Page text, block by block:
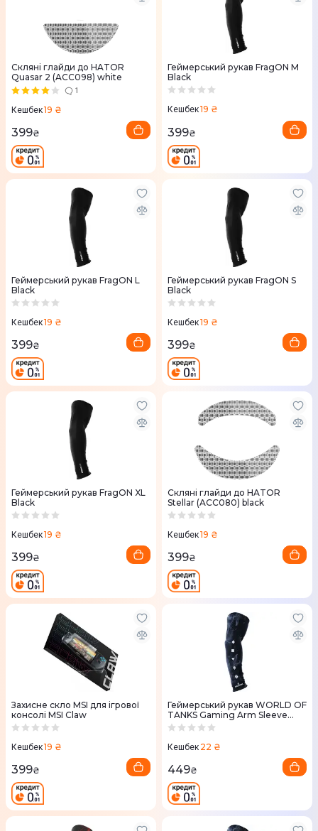
Скляні глайди до HATOR
Quasar 2 (ACC098) white
1
Кешбек19 ₴
399₴
Геймерський рукав FragON M
Black
Кешбек19 ₴
399₴
Геймерський рукав FragON L
Black
Кешбек19 ₴
399₴
Геймерський рукав FragON S
Black
Кешбек19 ₴
399₴
Геймерський рукав FragON XL
Black
Кешбек19 ₴
399₴
Скляні глайди до HATOR
Stellar (ACC080) black
Кешбек19 ₴
399₴
Захисне скло MSI для ігрової
консолі MSI Claw
Кешбек19 ₴
399₴
Геймерський рукав WORLD OF
TANKS Gaming Arm Sleeve
05D (ВоТ) M
Кешбек 22 ₴
449₴